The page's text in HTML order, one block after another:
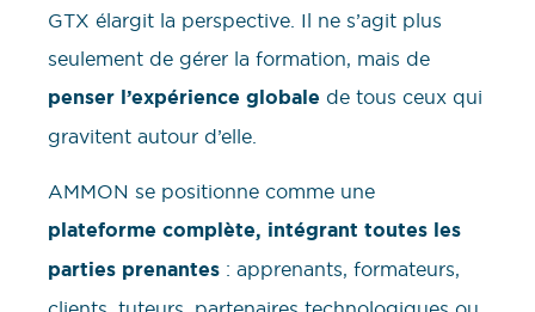
GTX élargit la perspective. Il ne s’agit plus
seulement de gérer la formation, mais de
penser l’expérience globale de tous ceux qui
gravitent autour d’elle.
AMMON se positionne comme une
plateforme complète, intégrant toutes les
parties prenantes : apprenants, formateurs,